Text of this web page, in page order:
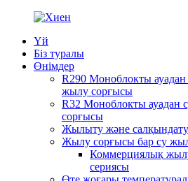
Үй
Біз туралы
Өнімдер
R290 Моноблокты
жылу сорғысы
R32 Моноблокты ауадан
сорғысы
Жылыту және
Жылу сорғысы бар су
Коммерциялық
сериясы